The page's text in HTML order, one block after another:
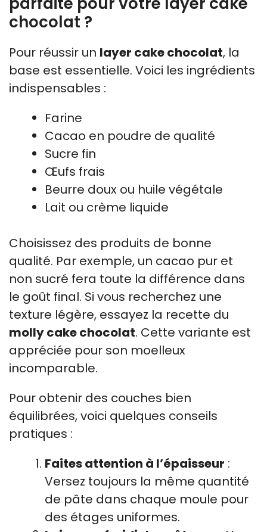
chocolat ?
Pour réussir un layer cake chocolat, la
base est essentielle. Voici les ingrédients
indispensables :
Farine
Cacao en poudre de qualité
Sucre fin
Œufs frais
Beurre doux ou huile végétale
Lait ou crème liquide
Choisissez des produits de bonne
qualité. Par exemple, un cacao pur et
non sucré fera toute la différence dans
le goût final. Si vous recherchez une
texture légère, essayez la recette du
molly cake chocolat. Cette variante est
appréciée pour son moelleux
incomparable.
Pour obtenir des couches bien
équilibrées, voici quelques conseils
pratiques :
Faites attention à l’épaisseur :
Versez toujours la même quantité
de pâte dans chaque moule pour
des étages uniformes.